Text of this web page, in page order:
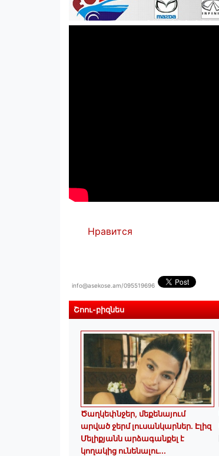
Нравится
info@asekose.am/095519696
Շոու-բիզնես
Ծաղկեփնջեր, մեքենայում
արված ջերմ լուսանկարներ. Էլիզ
Մելիքյանն արձագանքել է
կողակից ունենալու...